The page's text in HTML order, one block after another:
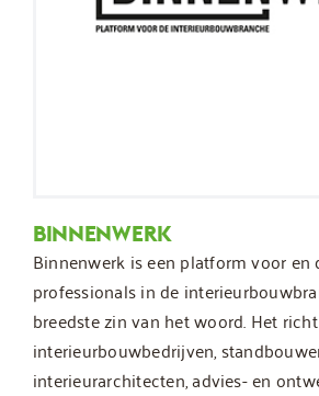
BINNENWERK
Binnenwerk is een platform voor en
professionals in de
breedste zin van het woord. Het
interieurbouwbedrijven,
interieurarchitecten, advies- en